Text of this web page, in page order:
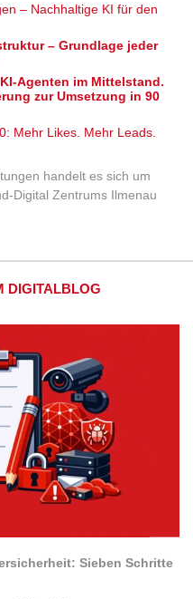
– Nachhaltige KI für den
– Grundlage jeder
Agenten im Mittelstand.
zur Umsetzung in 90
Mehr Likes. Mehr Leads.
handelt es sich um
Digital Zentrums Ilmenau
DIGITALBLOG
Sieben Schritte